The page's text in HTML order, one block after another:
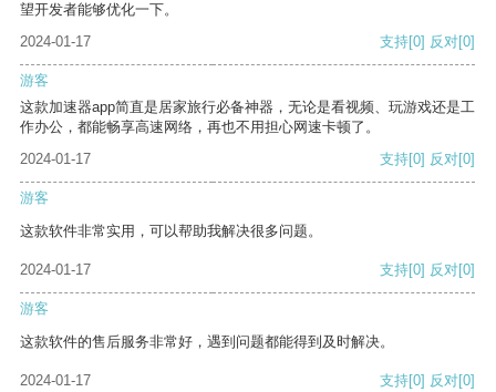
望开发者能够优化一下。
2024-01-17
支持[0] 反对[0]
游客
这款加速器app简直是居家旅行必备神器，无论是看视频、玩游戏还是工
作办公，都能畅享高速网络，再也不用担心网速卡顿了。
2024-01-17
支持[0] 反对[0]
游客
这款软件非常实用，可以帮助我解决很多问题。
2024-01-17 支持[0] 反对[0]
游客
这款软件的售后服务非常好，遇到问题都能得到及时解决。
2024-01-17 支持[0] 反对[0]